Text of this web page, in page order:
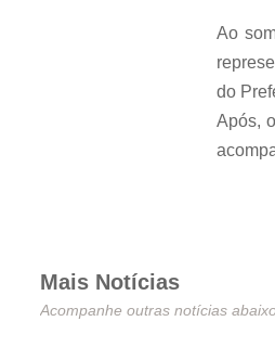
Ao
do
Após,
Mais Notícias
Acompanhe outras notícias